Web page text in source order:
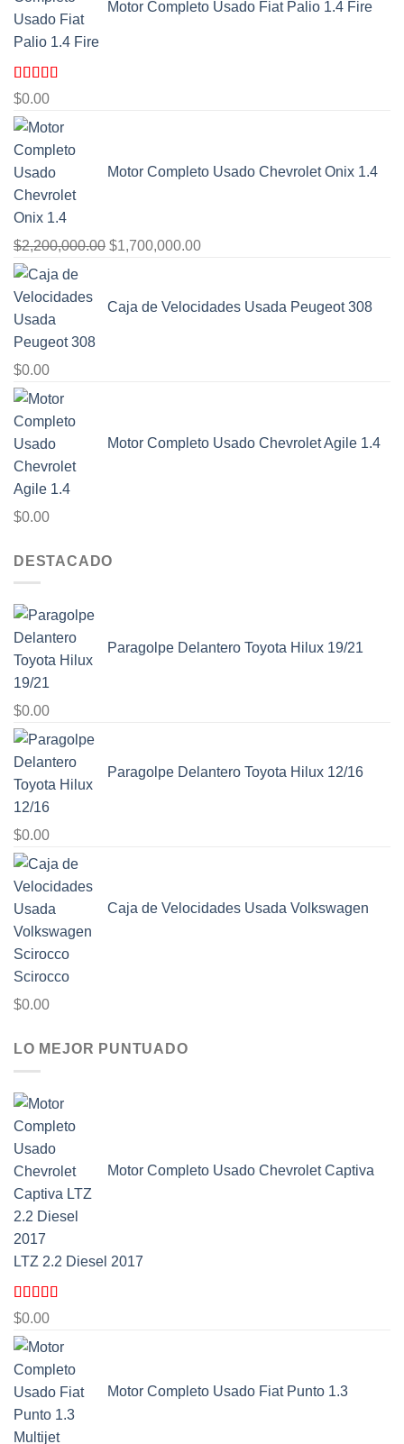
Motor Completo Usado Fiat Palio 1.4 Fire
Valorado
con4.00
de 5
$0.00
Motor Completo Usado Chevrolet Onix 1.4
$2,200,000.00 El
era:
$1,700,000.00El
es:
Caja de Velocidades Usada Peugeot 308
$0.00
Motor Completo Usado Chevrolet Agile 1.4
$0.00
DESTACADO
Paragolpe Delantero Toyota Hilux 19/21
$0.00
Paragolpe Delantero Toyota Hilux 12/16
$0.00
Caja de Velocidades Usada Volkswagen
Scirocco
$0.00
LO MEJOR PUNTUADO
Motor Completo Usado Chevrolet Captiva
LTZ 2.2 Diesel 2017
Valorado
con5.00
5
$0.00
Motor Completo Usado Fiat Punto 1.3